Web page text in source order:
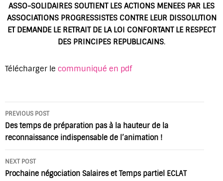
ASSO-SOLIDAIRES SOUTIENT LES ACTIONS MENEES PAR LES
ASSOCIATIONS PROGRESSISTES CONTRE LEUR DISSOLUTION
ET DEMANDE LE RETRAIT DE LA LOI CONFORTANT LE RESPECT
DES PRINCIPES REPUBLICAINS.
Télécharger le communiqué en pdf
Post
navigation
PREVIOUS POST
Des temps de préparation pas à la hauteur de la
reconnaissance indispensable de l’animation !
NEXT POST
Prochaine négociation Salaires et Temps partiel ECLAT